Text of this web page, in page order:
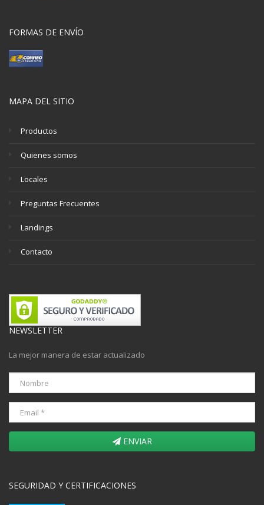
FORMAS DE ENVÍO
MAPA DEL SITIO
Productos
Quienes somos
Locales
Preguntas Frecuentes
Landings
Contacto
NEWSLETTER
La mejor manera de estar actualizado
ENVIAR
SEGURIDAD Y CERTIFICACIONES